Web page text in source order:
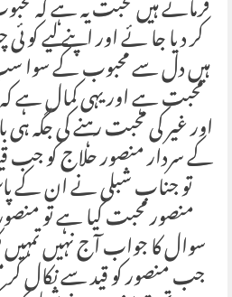
کر دیا جا ئے اور اپنے لیے کو
ہیں دل سے محبوب کے سوا سب
محبت ہے اور یہی کمال ہے
اور غیر کی محبت رہنے کی جگہ
کے سردار منصور حلاج کو جب
تو جناب شبلی نے ان کے
منصور محبت کیا ہے تو
سوال کا جواب آج نہیں
جب منصور کو قید سے نکال